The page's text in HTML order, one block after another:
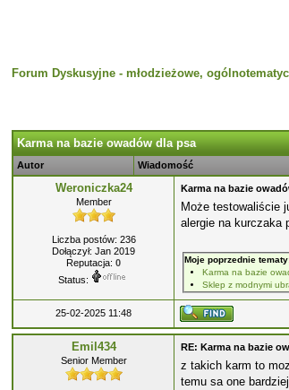
Forum Dyskusyjne - młodzieżowe,
Karma na bazie owadów dla psa
Autor Wiadomość
Weroniczka24
Member
Liczba postów: 236
Dołączył: Jan 2019
Reputacja: 0
Status:
Karma na bazie
Może testowaliście
alergie na kurczaka
Moje poprzednie
Karma na bazie
Sklep z modnymi
25-02-2025 11:48
Emil434
Senior Member
RE: Karma na bazie
z takich karm to
temu sa one